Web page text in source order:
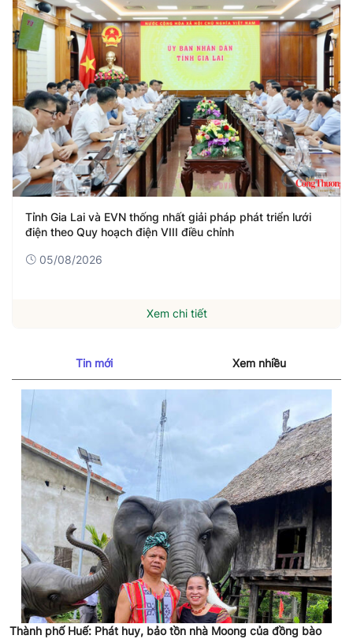
Tỉnh Gia Lai và EVN thống nhất giải pháp phát triển lưới
điện theo Quy hoạch điện VIII điều chỉnh
05/08/2026
Xem chi tiết
Tin mới Xem nhiều
Thành phố Huế: Phát huy, bảo tồn nhà Moong của đồng bào